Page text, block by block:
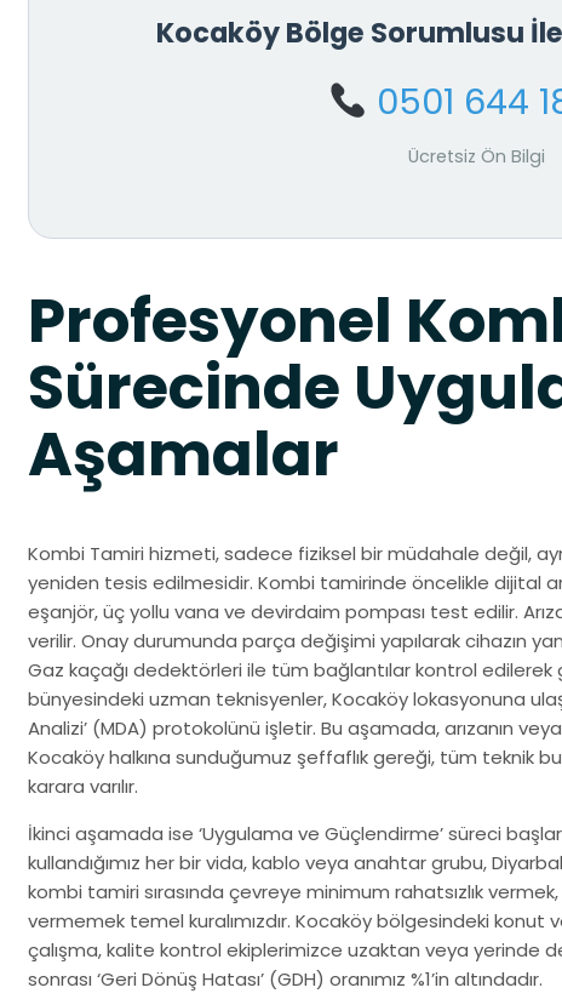
Kocaköy Bölge Sorumlusu
0501 644
Ücretsiz Ön Bilgi
Profesyonel
Sürecinde
Aşamalar
Kombi Tamiri hizmeti, sadece fiziksel bir müdahale değil,
yeniden tesis edilmesidir. Kombi tamirinde öncelikle dijital
eşanjör, üç yollu vana ve devirdaim pompası test edilir.
verilir. Onay durumunda parça değişimi yapılarak cihazın
Gaz kaçağı dedektörleri ile tüm bağlantılar kontrol edilerek
bünyesindeki uzman teknisyenler, Kocaköy lokasyonuna
Analizi’ (MDA) protokolünü işletir. Bu aşamada, arızanın
Kocaköy halkına sunduğumuz şeffaflık gereği, tüm teknik
karara varılır.
İkinci aşamada ise ‘Uygulama ve Güçlendirme’ süreci
kullandığımız her bir vida, kablo veya anahtar grubu,
kombi tamiri sırasında çevreye minimum rahatsızlık
vermemek temel kuralımızdır. Kocaköy bölgesindeki konut
çalışma, kalite kontrol ekiplerimizce uzaktan veya yerinde
sonrası ‘Geri Dönüş Hatası’ (GDH) oranımız %1’in altındadır.